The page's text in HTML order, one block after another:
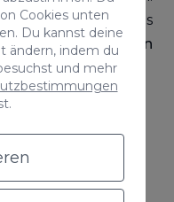
Cookies unten
Du kannst deine
ändern, indem du
und mehr
Sie ein kleines
in einer bestimmten
. Zum Beispiel: